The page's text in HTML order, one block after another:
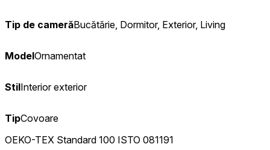
Tip de camerăBucătărie, Dormitor, Exterior, Living
ModelOrnamentat
StilInterior exterior
TipCovoare
OEKO-TEX Standard 100 ISTO 081191